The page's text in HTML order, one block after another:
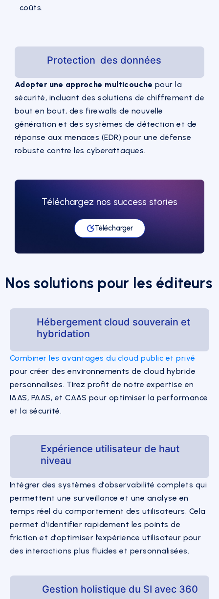
coûts.
Protection des données
Adopter une approche multicouche pour la
sécurité, incluant des solutions de chiffrement de
bout en bout, des firewalls de nouvelle
génération et des systèmes de détection et de
réponse aux menaces (EDR) pour une défense
robuste contre les cyberattaques.
Téléchargez nos success stories
Télécharger
Nos solutions pour les éditeurs
Hébergement cloud souverain et
hybridation
Combiner les avantages du cloud public et privé
pour créer des environnements de cloud hybride
personnalisés. Tirez profit de notre expertise en
IAAS, PAAS, et CAAS pour optimiser la performance
et la sécurité.
Expérience utilisateur de haut
niveau
Intégrer des systèmes d’observabilité complets qui
permettent une surveillance et une analyse en
temps réel du comportement des utilisateurs. Cela
permet d’identifier rapidement les points de
friction et d’optimiser l’expérience utilisateur pour
des interactions plus fluides et personnalisées.
Gestion holistique du SI avec 360